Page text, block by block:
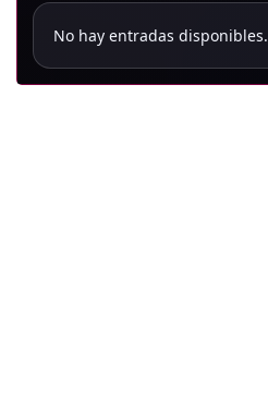
No hay entradas disponibles.